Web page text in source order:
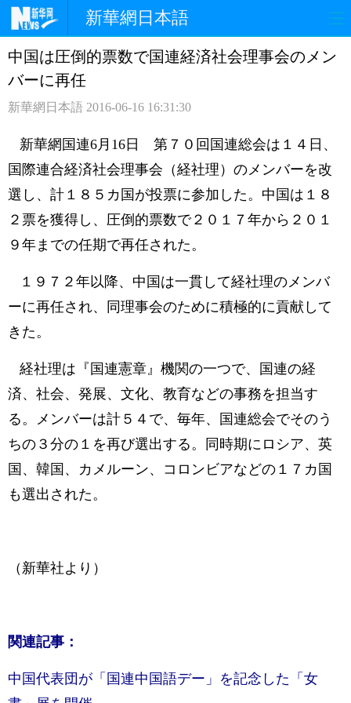
新華網日本語
ホームページ 政治 経済
観光 評論 写真
中日対訳
中国は圧倒的票数で国連経済社会理事会のメン
バーに再任
新華網日本語 2016-06-16 16:31:30
新華網国連6月16日 第７０回国連総会は１４日、
国際連合経済社会理事会（経社理）のメンバーを改
選し、計１８５カ国が投票に参加した。中国は１８
２票を獲得し、圧倒的票数で２０１７年から２０１
９年までの任期で再任された。
１９７２年以降、中国は一貫して経社理のメンバ
ーに再任され、同理事会のために積極的に貢献して
きた。
経社理は『国連憲章』機関の一つで、国連の経
済、社会、発展、文化、教育などの事務を担当す
る。メンバーは計５４で、毎年、国連総会でそのう
ちの３分の１を再び選出する。同時期にロシア、英
国、韓国、カメルーン、コロンビアなどの１７カ国
も選出された。
（新華社より）
関連記事：
中国代表団が「国連中国語デー」を記念した「女